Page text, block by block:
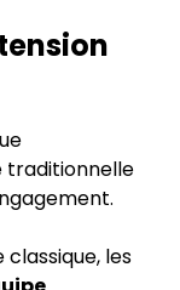
traditionnelle
les